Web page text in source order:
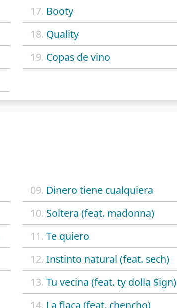
17. Booty
18. Quality
19. Copas de vino
09. Dinero tiene cualquiera
10. Soltera (feat. madonna)
11. Te quiero
12. Instinto natural (feat. sech)
13. Tu vecina (feat. ty dolla $ign)
14. La flaca (feat. chencho)